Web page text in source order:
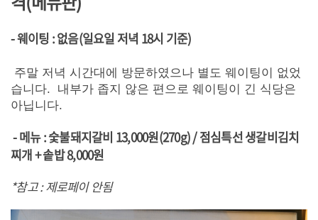
- 웨이팅 : 없음(일요일 저녁 18시 기준)
주말 저녁 시간대에 방문하였으나 별도 웨이팅이 없었
습니다. 내부가 좁지 않은 편으로 웨이팅이 긴 식당은
아닙니다.
- 메뉴 : 숯불돼지갈비 13,000원(270g) / 점심특선 생갈비김치
찌개 + 솥밥 8,000원
*참고 : 제로페이 안됨